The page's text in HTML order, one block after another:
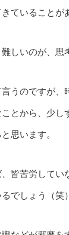
ていることが
しいのが、思
うのですが、
とから、少し
思います。
皆苦労してい
でしょう（笑）